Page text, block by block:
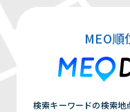
MEO順
検索キーワードの検索地